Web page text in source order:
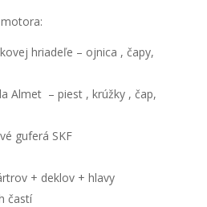
hriadeľe – ojnica , čapy,
Almet – piest , krúžky , čap,
guferá SKF
+ deklov + hlavy
častí